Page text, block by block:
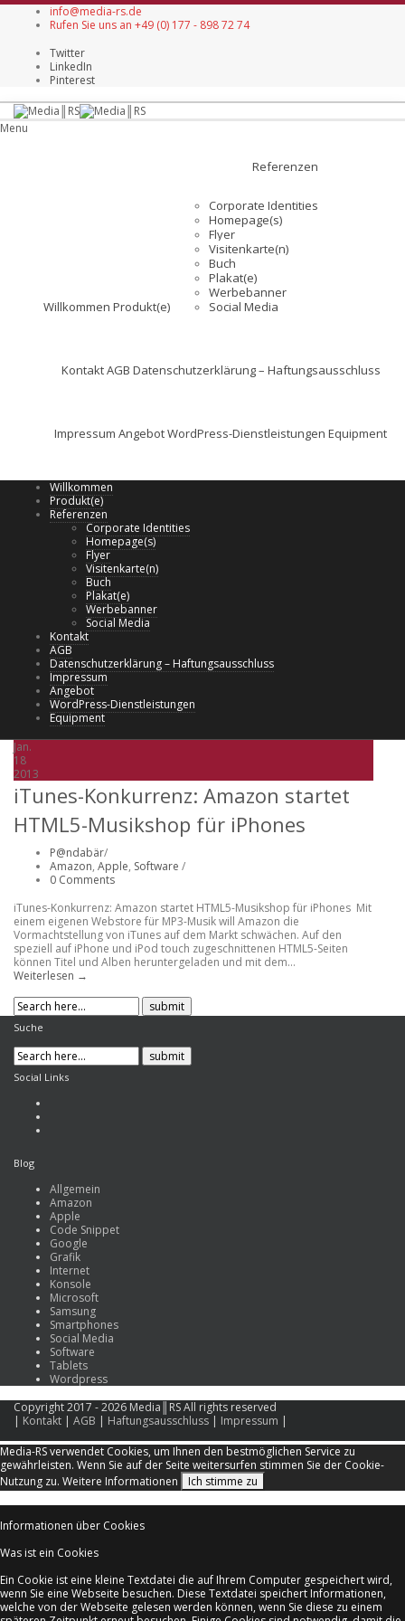
info@media-rs.de
Rufen Sie uns an +49 (0) 177 - 898 72 74
Twitter
LinkedIn
Pinterest
Menu
Willkommen Produkt(e)
Referenzen
Corporate Identities
Homepage(s)
Flyer
Visitenkarte(n)
Buch
Plakat(e)
Werbebanner
Social Media
KontaktAGB Datenschutzerklärung – Haftungsausschluss
Impressum AngebotWordPress-Dienstleistungen Equipment
Willkommen
Produkt(e)
Referenzen
Corporate Identities
Homepage(s)
Flyer
Visitenkarte(n)
Buch
Plakat(e)
Werbebanner
Social Media
Kontakt
AGB
Datenschutzerklärung – Haftungsausschluss
Impressum
Angebot
WordPress-Dienstleistungen
Equipment
Jan.
18
2013
iTunes-Konkurrenz: Amazon startet
HTML5-Musikshop für iPhones
P@ndabär/
Amazon, Apple, Software /
0 Comments
iTunes-Konkurrenz: Amazon startet HTML5-Musikshop für iPhones Mit
einem eigenen Webstore für MP3-Musik will Amazon die
Vormachtstellung von iTunes auf dem Markt schwächen. Auf den
speziell auf iPhone und iPod touch zugeschnittenen HTML5-Seiten
können Titel und Alben heruntergeladen und mit dem...
Weiterlesen →
Suche
Social Links
Blog
Allgemein
Amazon
Apple
Code Snippet
Google
Grafik
Internet
Konsole
Microsoft
Samsung
Smartphones
Social Media
Software
Tablets
Wordpress
Copyright 2017 - 2026 Media║RS All rights reserved
| Kontakt | AGB | Haftungsausschluss | Impressum |
Media-RS verwendet Cookies, um Ihnen den bestmöglichen Service zu
gewährleisten. Wenn Sie auf der Seite weitersurfen stimmen Sie der Cookie-
Nutzung zu. Weitere Informationen Ich stimme zu
Informationen über Cookies
Was ist ein Cookies
Ein Cookie ist eine kleine Textdatei die auf Ihrem Computer gespeichert wird,
wenn Sie eine Webseite besuchen. Diese Textdatei speichert Informationen,
welche von der Webseite gelesen werden können, wenn Sie diese zu einem